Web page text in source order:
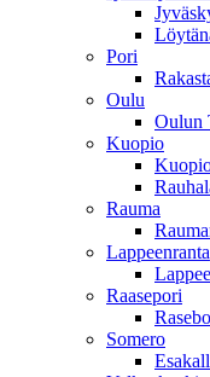
Pori
Oulu
Oulun
Kuopio
Rauma
Lappeenranta
Raasepori
Somero